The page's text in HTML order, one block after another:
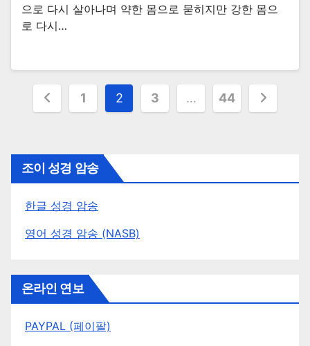
으로 다시 살아나며 약한 몸으로 묻히지만 강한 몸으
로 다시…
Posts1 2 3 … 44
조이 성경 암송
한글 성경 암송
영어 성경 암송 (NASB)
온라인 연보
PAYPAL (페이팔)